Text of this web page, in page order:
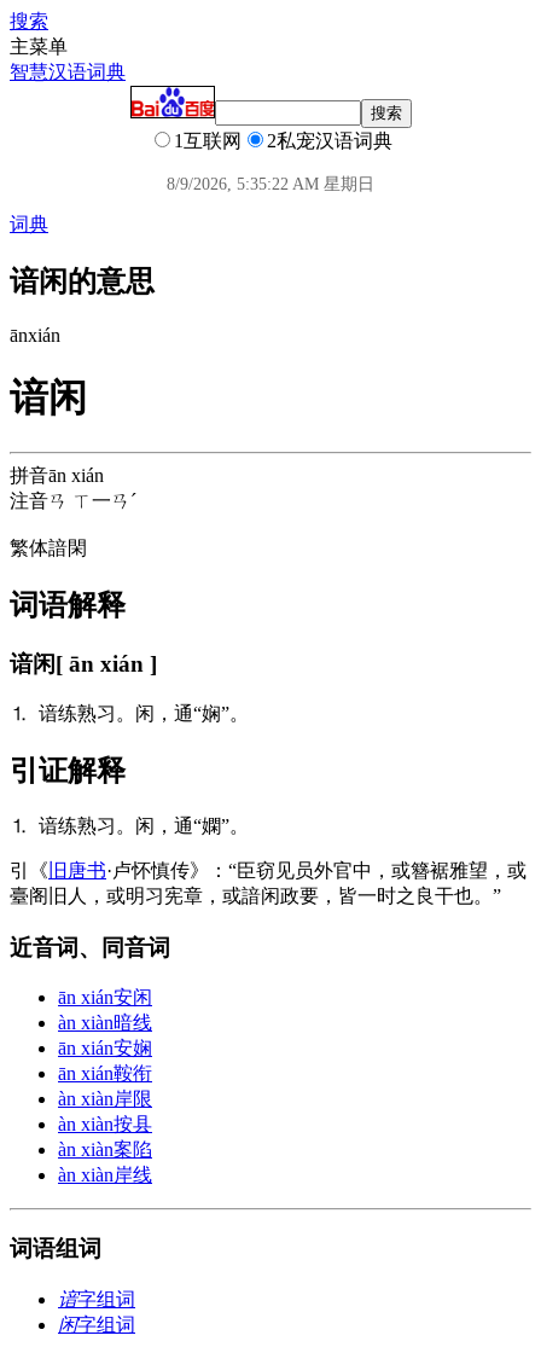
搜索
主菜单
智慧汉语词典
1互联网 2私宠汉语词典
8/9/2026, 5:35:22 AM 星期日
词典
谙闲的意思
ānxián
谙闲
拼音ān xián
注音ㄢ ㄒ一ㄢˊ
繁体諳閑
词语解释
谙闲[ ān xián ]
⒈ 谙练熟习。闲，通“娴”。
引证解释
⒈ 谙练熟习。闲，通“嫻”。
引 《 旧唐书·卢怀慎传》：“臣窃见员外官中，或簪裾雅望，或
臺阁旧人，或明习宪章，或諳闲政要，皆一时之良干也。”
近音词、同音词
ān xián安闲
àn xiàn暗线
ān xián安娴
ān xián鞍衔
àn xiàn岸限
àn xiàn按县
àn xiàn案陷
àn xiàn岸线
词语组词
谙字组词
闲字组词